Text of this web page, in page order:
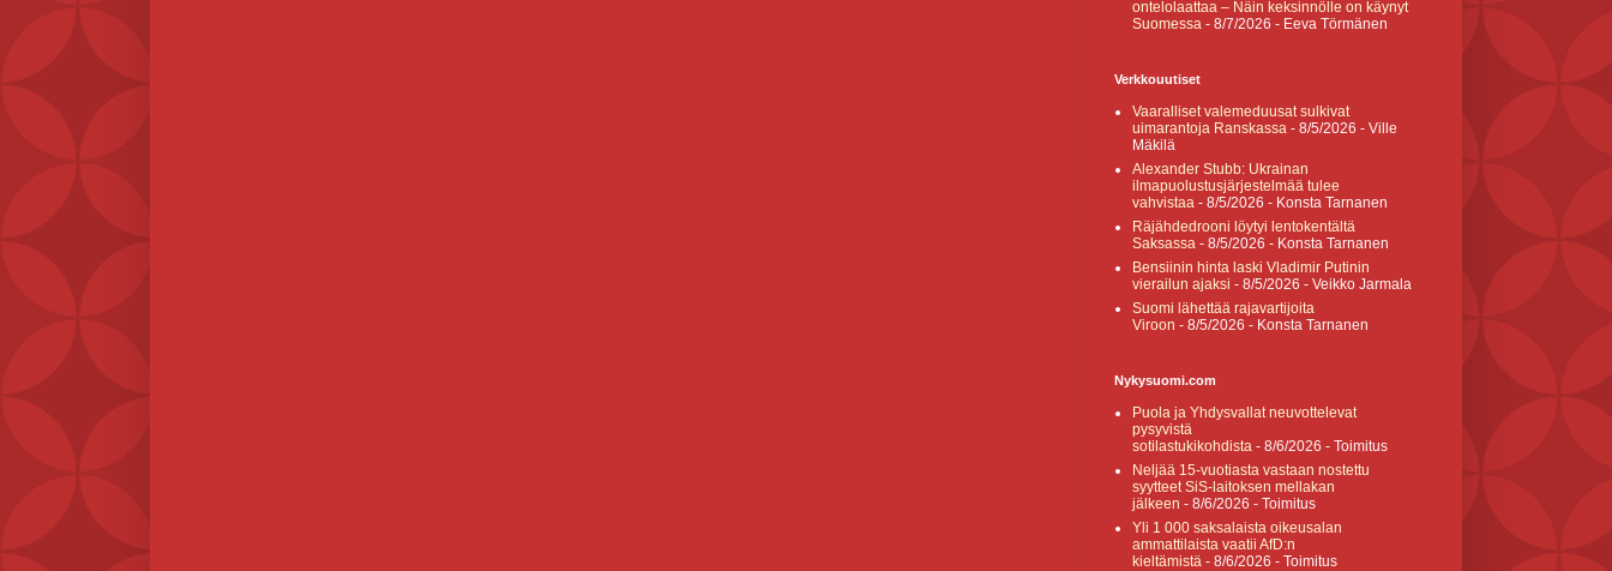
ontelolaattaa – Näin keksinnölle on käynyt
Suomessa - 8/7/2026 - Eeva Törmänen
Verkkouutiset
Vaaralliset valemeduusat sulkivat
uimarantoja Ranskassa - 8/5/2026 - Ville
Mäkilä
Alexander Stubb: Ukrainan
ilmapuolustusjärjestelmää tulee
vahvistaa - 8/5/2026 - Konsta Tarnanen
Räjähdedrooni löytyi lentokentältä
Saksassa - 8/5/2026 - Konsta Tarnanen
Bensiinin hinta laski Vladimir Putinin
vierailun ajaksi - 8/5/2026 - Veikko Jarmala
Suomi lähettää rajavartijoita
Viroon - 8/5/2026 - Konsta Tarnanen
Nykysuomi.com
Puola ja Yhdysvallat neuvottelevat
pysyvistä
sotilastukikohdista - 8/6/2026 - Toimitus
Neljää 15-vuotiasta vastaan nostettu
syytteet SiS-laitoksen mellakan
jälkeen - 8/6/2026 - Toimitus
Yli 1 000 saksalaista oikeusalan
ammattilaista vaatii AfD:n
kieltämistä - 8/6/2026 - Toimitus